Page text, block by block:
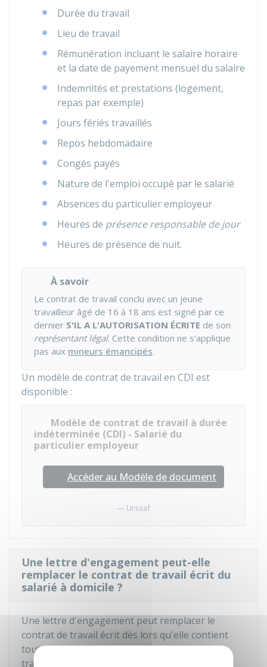
Durée du travail
Lieu de travail
Rémunération incluant le salaire horaire
et la date de payement mensuel du salaire
Indemnités et prestations (logement,
repas par exemple)
Jours fériés travaillés
Repos hebdomadaire
Congés payés
Nature de l'emploi occupé par le salarié
Absences du particulier employeur
Heures de présence responsable de jour
Heures de présence de nuit.
À savoir
Le contrat de travail conclu avec un jeune
travailleur âgé de 16 à 18 ans est signé par ce
dernier S'IL A L'AUTORISATION ÉCRITE de son
représentant légal. Cette condition ne s'applique
pas aux mineurs émancipés.
Un modèle de contrat de travail en CDI est
disponible :
Modèle de contrat de travail à durée
indéterminée (CDI) - Salarié du
particulier employeur
Accéder au Modèle de document
Urssaf
Une lettre d'engagement peut-elle
remplacer le contrat de travail écrit du
salarié à domicile ?
Une lettre d'engagement peut remplacer le
contrat de travail écrit dès lors qu'elle contient
toutes les mentions obligatoires du contrat de
travail.